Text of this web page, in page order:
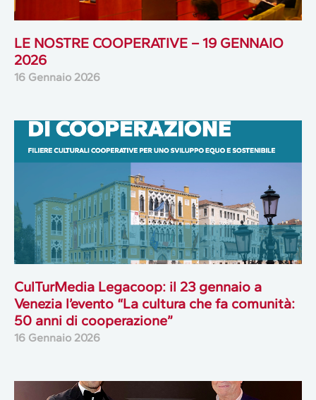
LE NOSTRE COOPERATIVE – 19 GENNAIO
2026
16 Gennaio 2026
CulTurMedia Legacoop: il 23 gennaio a
Venezia l’evento “La cultura che fa comunità:
50 anni di cooperazione”
16 Gennaio 2026